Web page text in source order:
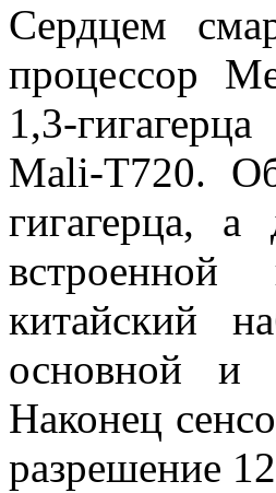
Сердцем
процессор
1,3-
Mali-T720.
гигагерца,
китайский
основной и
Наконец
разрешение